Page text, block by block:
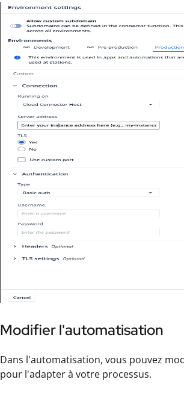
Modifier l'automatisation
Dans l'automatisation, vous pouvez
pour l'adapter à votre processus.